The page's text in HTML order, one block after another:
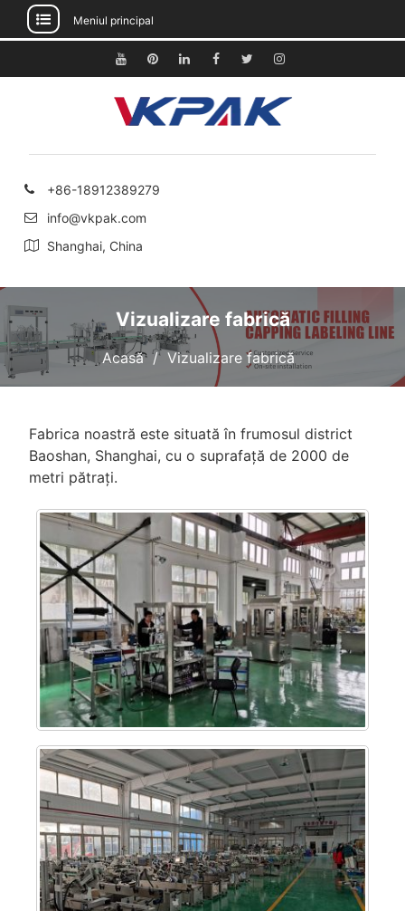
la
Meniul principal
YoutubePinterestLinkedinFacebook
Stare
de
nervozitate
Instagram
+86-18912389279
info@vkpak.com
Shanghai, China
Vizualizare fabrică
Acasă Vizualizare fabrică
Fabrica noastră este situată în frumosul district
Baoshan, Shanghai, cu o suprafață de 2000 de
metri pătrați.